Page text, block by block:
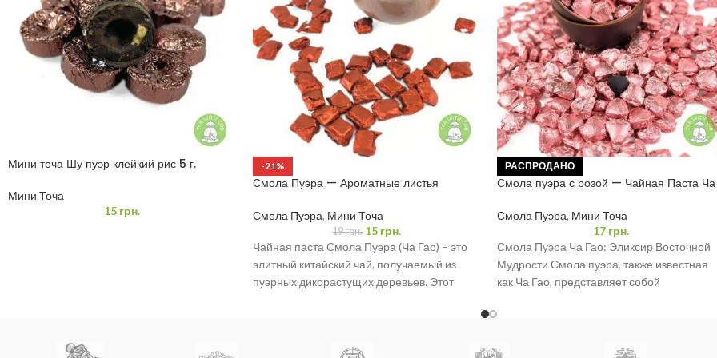
Мини точа Шу пуэр клейкий рис 5 г.
Мини Точа
15 грн.
-21%
Смола Пуэра — Ароматные листья
Смола Пуэра, Мини Точа
19грн. 15 грн.
Чайная паста Смола Пуэра (Ча Гао) – это
элитный китайский чай, получаемый из
пуэрных дикорастущих деревьев. Этот
РАСПРОДАНО
Смола пуэра с розой — Чайная Паста Ча
Смола Пуэра, Мини Точа
17 грн.
Смола Пуэра Ча Гао: Эликсир Восточной
Мудрости Смола пуэра, также известная
как Ча Гао, представляет собой